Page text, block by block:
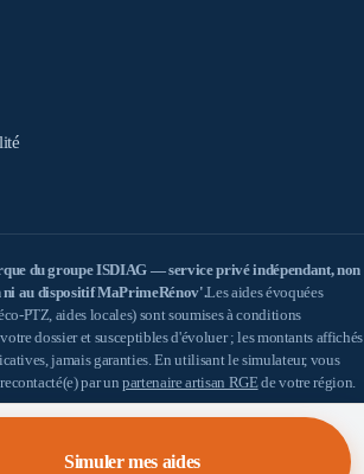
du groupe ISDIAG — service privé indépendant, non
au dispositif MaPrimeRénov'.Les aides évoquées
PTZ, aides locales) sont soumises à conditions
dossier et susceptibles d'évoluer ; les montants affichés
jamais garanties. En utilisant le simulateur, vous
par un partenaire artisan RGEde votre région.
100 €) — SIRET 898 933 353 00010 — Siège : 18 allée
— TVA : FR57898933353 — Médiateur de la
Simuler mes aides